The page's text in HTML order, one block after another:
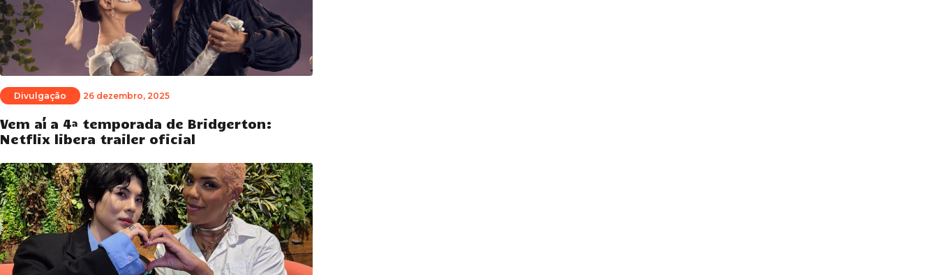
Divulgação 26 dezembro, 2025
Vem aí a 4ª temporada de Bridgerton:
Netflix libera trailer oficial